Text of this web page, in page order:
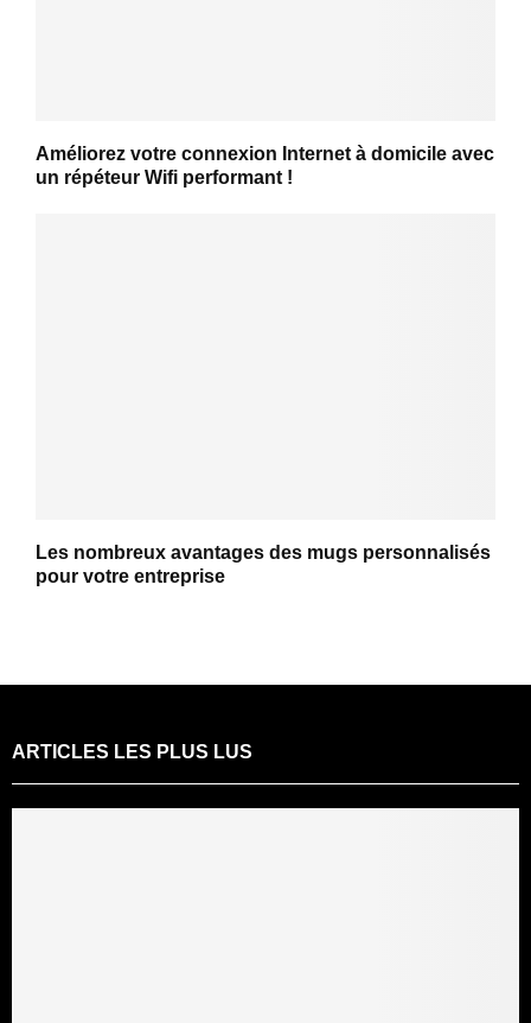
Améliorez votre connexion Internet à domicile avec
un répéteur Wifi performant !
Les nombreux avantages des mugs personnalisés
pour votre entreprise
ARTICLES LES PLUS LUS